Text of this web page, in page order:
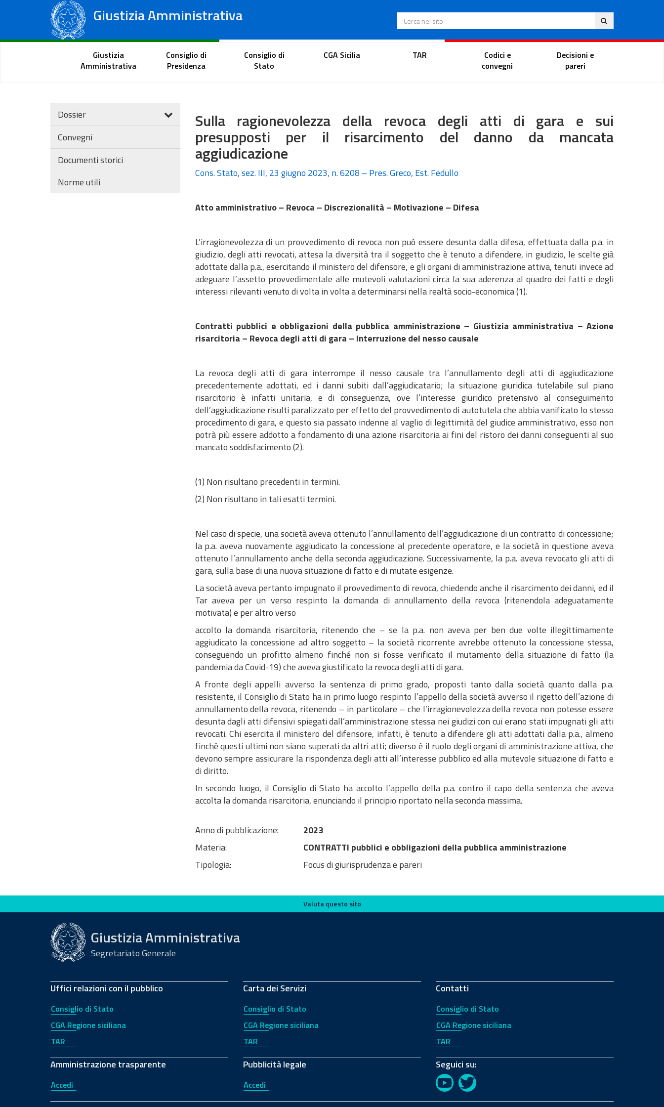
Giustizia Amministrativa
Tribunali Amministrativi Regionali
Ita
Cerca nel sito
Portale del cittadino Portale dell'avvocato Portale del magistrato
Giustizia
Amministrativa
Consiglio di
Presidenza
Consiglio di
Stato
CGA Sicilia TAR
Codici e
convegni
Decisioni e
pareri
Dossier
Convegni
Documenti storici
Norme utili
Sulla ragionevolezza della revoca degli atti di gara e sui
presupposti per il risarcimento del danno da mancata
aggiudicazione
Cons. Stato, sez. III, 23 giugno 2023, n. 6208 – Pres. Greco, Est. Fedullo
Atto amministrativo – Revoca – Discrezionalità – Motivazione – Difesa
L’irragionevolezza di un provvedimento di revoca non può essere desunta dalla difesa, effettuata dalla p.a. in
giudizio, degli atti revocati, attesa la diversità tra il soggetto che è tenuto a difendere, in giudizio, le scelte già
adottate dalla p.a., esercitando il ministero del difensore, e gli organi di amministrazione attiva, tenuti invece ad
adeguare l’assetto provvedimentale alle mutevoli valutazioni circa la sua aderenza al quadro dei fatti e degli
interessi rilevanti venuto di volta in volta a determinarsi nella realtà socio-economica (1).
Contratti pubblici e obbligazioni della pubblica amministrazione – Giustizia amministrativa – Azione
risarcitoria – Revoca degli atti di gara – Interruzione del nesso causale
La revoca degli atti di gara interrompe il nesso causale tra l’annullamento degli atti di aggiudicazione
precedentemente adottati, ed i danni subiti dall’aggiudicatario; la situazione giuridica tutelabile sul piano
risarcitorio è infatti unitaria, e di conseguenza, ove l’interesse giuridico pretensivo al conseguimento
dell’aggiudicazione risulti paralizzato per effetto del provvedimento di autotutela che abbia vanificato lo stesso
procedimento di gara, e questo sia passato indenne al vaglio di legittimità del giudice amministrativo, esso non
potrà più essere addotto a fondamento di una azione risarcitoria ai fini del ristoro dei danni conseguenti al suo
mancato soddisfacimento (2).
(1) Non risultano precedenti in termini.
(2) Non risultano in tali esatti termini.
Nel caso di specie, una società aveva ottenuto l’annullamento dell’aggiudicazione di un contratto di concessione;
la p.a. aveva nuovamente aggiudicato la concessione al precedente operatore, e la società in questione aveva
ottenuto l’annullamento anche della seconda aggiudicazione. Successivamente, la p.a. aveva revocato gli atti di
gara, sulla base di una nuova situazione di fatto e di mutate esigenze.
La società aveva pertanto impugnato il provvedimento di revoca, chiedendo anche il risarcimento dei danni, ed il
Tar aveva per un verso respinto la domanda di annullamento della revoca (ritenendola adeguatamente
motivata) e per altro verso
accolto la domanda risarcitoria, ritenendo che – se la p.a. non aveva per ben due volte illegittimamente
aggiudicato la concessione ad altro soggetto – la società ricorrente avrebbe ottenuto la concessione stessa,
conseguendo un profitto almeno finché non si fosse verificato il mutamento della situazione di fatto (la
pandemia da Covid-19) che aveva giustificato la revoca degli atti di gara.
A fronte degli appelli avverso la sentenza di primo grado, proposti tanto dalla società quanto dalla p.a.
resistente, il Consiglio di Stato ha in primo luogo respinto l’appello della società avverso il rigetto dell’azione di
annullamento della revoca, ritenendo – in particolare – che l’irragionevolezza della revoca non potesse essere
desunta dagli atti difensivi spiegati dall’amministrazione stessa nei giudizi con cui erano stati impugnati gli atti
revocati. Chi esercita il ministero del difensore, infatti, è tenuto a difendere gli atti adottati dalla p.a., almeno
finché questi ultimi non siano superati da altri atti; diverso è il ruolo degli organi di amministrazione attiva, che
devono sempre assicurare la rispondenza degli atti all’interesse pubblico ed alla mutevole situazione di fatto e
di diritto.
In secondo luogo, il Consiglio di Stato ha accolto l’appello della p.a. contro il capo della sentenza che aveva
accolta la domanda risarcitoria, enunciando il principio riportato nella seconda massima.
Anno di pubblicazione:
2023
Materia:
CONTRATTI pubblici e obbligazioni della pubblica amministrazione
Tipologia:
Focus di giurisprudenza e pareri
Valuta questo sito Valuta questo sito
Giustizia Amministrativa
Segretariato Generale
Uffici relazioni con il pubblico
Consiglio di Stato
CGA Regione siciliana
TAR
Amministrazione trasparente
Accedi
Carta dei Servizi
Consiglio di Stato
CGA Regione siciliana
TAR
Pubblicità legale
Accedi
Contatti
Consiglio di Stato
CGA Regione siciliana
TAR
Seguici su:
YouTubeTwitter